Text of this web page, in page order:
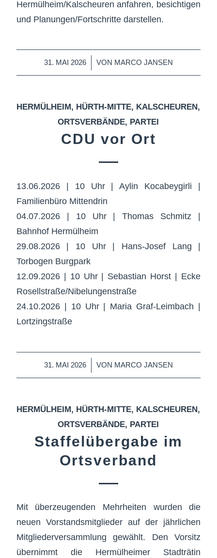
Hermülheim/Kalscheuren anfahren, besichtigen
und Planungen/Fortschritte darstellen.
31. MAI 2026
/ VON MARCO JANSEN
HERMÜLHEIM , HÜRTH-MITTE, KALSCHEUREN ,
ORTSVERBÄNDE, PARTEI
CDU vor Ort
13.06.2026 | 10 Uhr | Aylin Kocabeygirli |
Familienbüro Mittendrin
04.07.2026 | 10 Uhr | Thomas Schmitz |
Bahnhof Hermülheim
29.08.2026 | 10 Uhr | Hans-Josef Lang |
Torbogen Burgpark
12.09.2026 | 10 Uhr | Sebastian Horst | Ecke
Rosellstraße/Nibelungenstraße
24.10.2026 | 10 Uhr | Maria Graf-Leimbach |
Lortzingstraße
31. MAI 2026
/ VON MARCO JANSEN
HERMÜLHEIM, HÜRTH-MITTE, KALSCHEUREN,
ORTSVERBÄNDE, PARTEI
Staffelübergabe im
Ortsverband
Mit überzeugenden Mehrheiten wurden die
neuen Vorstandsmitglieder auf der jährlichen
Mitgliederversammlung gewählt. Den Vorsitz
übernimmt die Hermülheimer Stadträtin